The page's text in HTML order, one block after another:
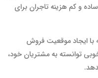
و کم هزینه تاجران برای
با ایجاد موقعیت فروش
توانسته به مشتریان خود،